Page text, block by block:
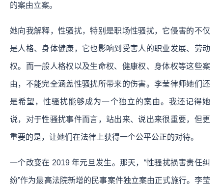
的案由立案。
她向我解释，性骚扰，特别是职场性骚扰，它侵害的不仅
是人格、身体健康，它也影响到受害人的职业发展、劳动
权。而一般人格权以及生命权、健康权、身体权等这些案
由，不能完全涵盖性骚扰所带来的伤害。李莹律师她们还
是希望，性骚扰能够成为一个独立的案由。我还记得她
说， 对于性骚扰事件而言，站出来、说出来很重要，但更
重要的是，让她们在法律上获得一个公平公正的对待。
一个改变在 2019 年元旦发生。那天，“性骚扰损害责任纠
纷”作为最高法院新增的民事案件独立案由正式施行。李莹